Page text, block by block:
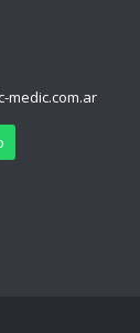
medic.com.ar